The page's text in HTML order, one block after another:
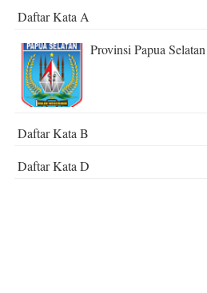
Daftar Kata A
Provinsi Papua Selatan
Daftar Kata B
Daftar Kata D